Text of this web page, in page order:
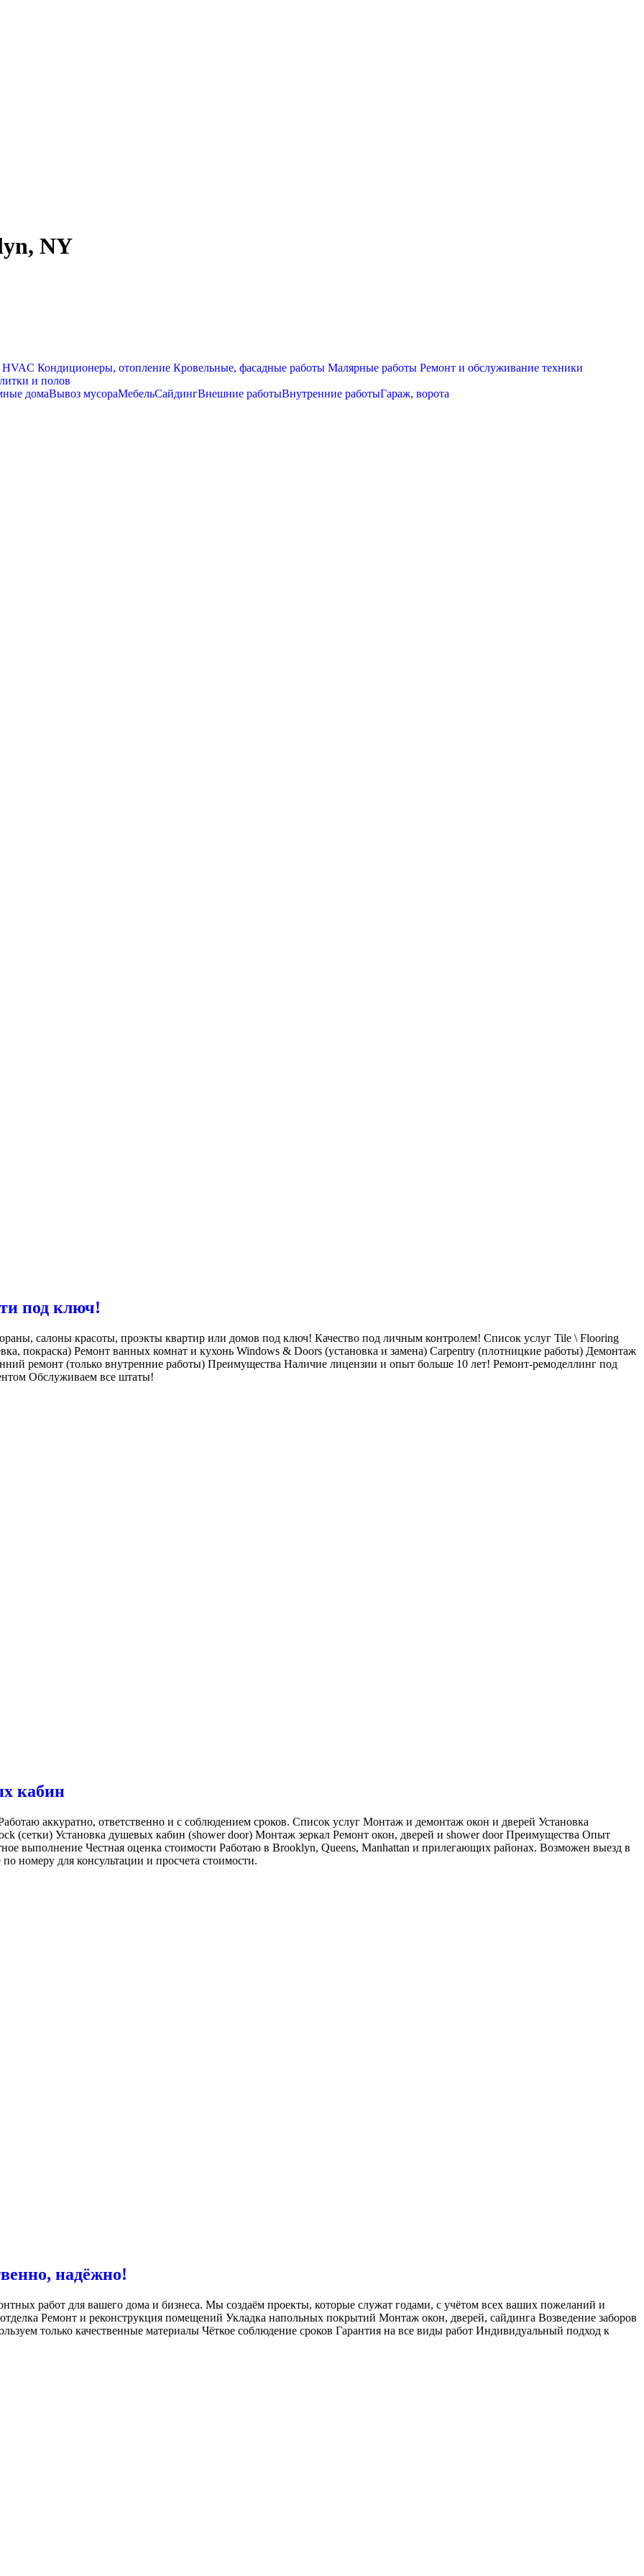
NY
HVAC Кондиционеры, oтопление Кровельные, фасадные работы Малярные работы Ремонт и обслуживание техники
и полов
домаВывоз мусораМебельСайдингВнешние работыВнутренние работыГараж, ворота
под ключ!
салоны красоты, проэкты квартир или домов под ключ! Качество под личным контролем! Список услуг Tile \ Flooring
покраска) Ремонт ванных комнат и кухонь Windows & Doors (установка и замена) Carpentry (плотницкие работы) Демонтаж
ремонт (только внутренние работы) Преимущества Наличие лицензии и опыт больше 10 лет! Ремонт-ремоделлинг под
Обслуживаем все штаты!
кабин
аккуратно, ответственно и с соблюдением сроков. Список услуг Монтаж и демонтаж окон и дверей Установка
(сетки) Установка душевых кабин (shower door) Монтаж зеркал Ремонт окон, дверей и shower door Преимущества Опыт
выполнение Честная оценка стоимости Работаю в Brooklyn, Queens, Manhattan и прилегающих районах. Возможен выезд в
номеру для консультации и просчета стоимости.
надёжно!
работ для вашего дома и бизнеса. Мы создаём проекты, которые служат годами, с учётом всех ваших пожеланий и
Ремонт и реконструкция помещений Укладка напольных покрытий Монтаж окон, дверей, сайдинга Возведение заборов
только качественные материалы Чёткое соблюдение сроков Гарантия на все виды работ Индивидуальный подход к